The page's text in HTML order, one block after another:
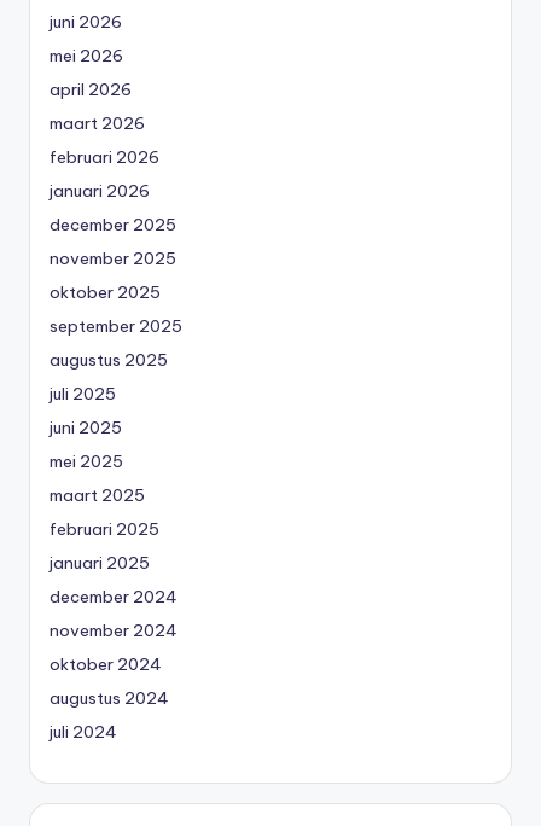
juni 2026
mei 2026
april 2026
maart 2026
februari 2026
januari 2026
december 2025
november 2025
oktober 2025
september 2025
augustus 2025
juli 2025
juni 2025
mei 2025
maart 2025
februari 2025
januari 2025
december 2024
november 2024
oktober 2024
augustus 2024
juli 2024